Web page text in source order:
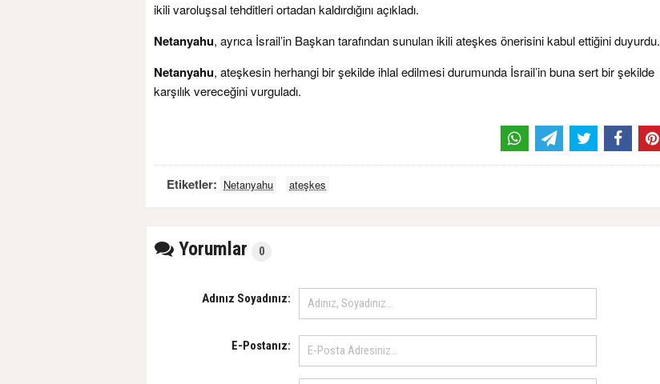
ikili varoluşsal tehditleri ortadan kaldırdığını açıkladı.
Netanyahu, ayrıca İsrail’in Başkan tarafından sunulan ikili ateşkes önerisini kabul ettiğini duyurdu.
Netanyahu, ateşkesin herhangi bir şekilde ihlal edilmesi durumunda İsrail’in buna sert bir şekilde
karşılık vereceğini vurguladı.
Etiketler: Netanyahu ateşkes
Yorumlar 0
Adınız Soyadınız:
E-Postanız: